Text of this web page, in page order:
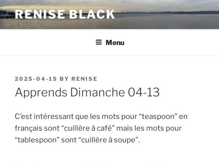
Skip
to
content
RENISE BLACK
Menu
POSTED
ON
2025-04-15 BY RENISE
Apprends Dimanche 04-13
C’est intéressant que les mots pour “teaspoon” en
français sont “cuillère à café” mais les mots pour
“tablespoon” sont “cuillère à soupe”.